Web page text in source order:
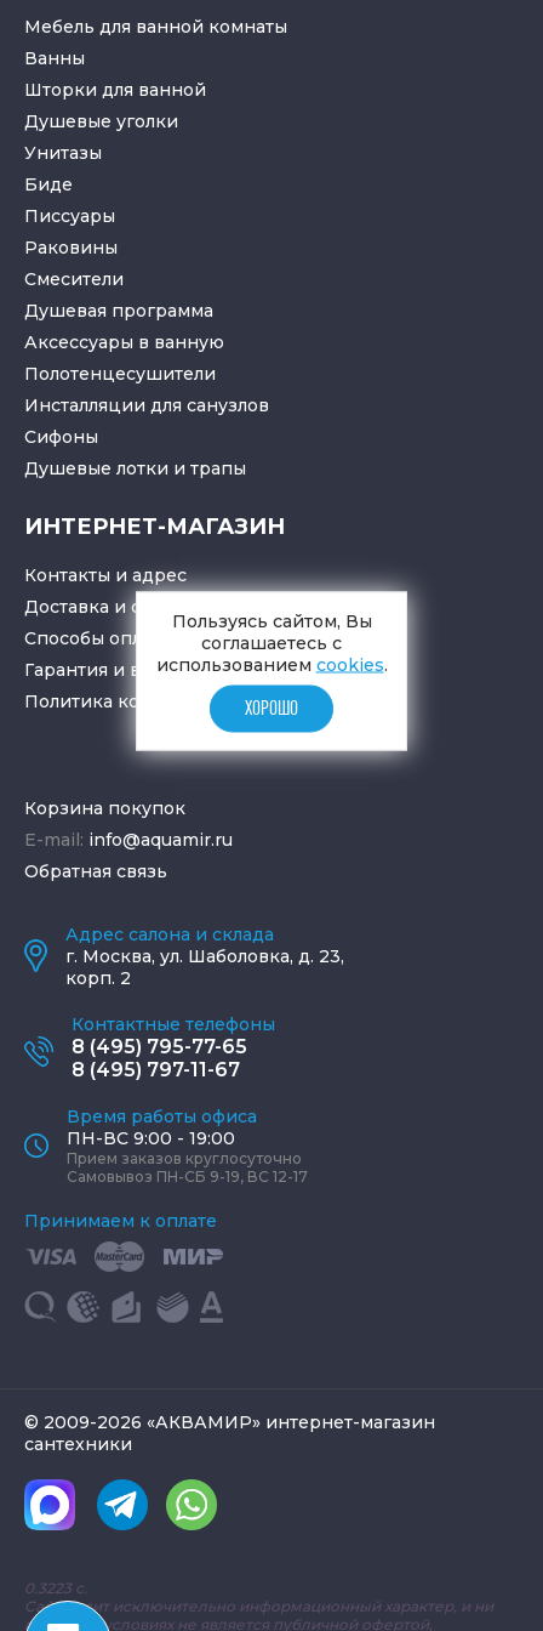
Мебель для ванной комнаты
Ванны
Шторки для ванной
Душевые уголки
Унитазы
Биде
Писсуары
Раковины
Смесители
Душевая программа
Аксессуары в ванную
Полотенцесушители
Инсталляции для санузлов
Cифоны
Душевые лотки и трапы
ИНТЕРНЕТ-МАГАЗИН
Контакты и адрес
Доставка и самовывоз
Способы оплаты
Гарантия и возврат товара
Политика конфиденциальности
Корзина покупок
E-mail: info@aquamir.ru
Обратная связь
Адрес салона и склада
г. Москва, ул. Шаболовка, д. 23,
корп. 2
Контактные телефоны
8 (495) 795-77-65
8 (495) 797-11-67
Время работы офиса
ПН-ВС 9:00 - 19:00
Прием заказов круглосуточно
Самовывоз ПН-СБ 9-19, ВС 12-17
Принимаем к оплате
© 2009-2026 «АКВАМИР» интернет-магазин
сантехники
0.3223 с.
Сайт носит исключительно информационный характер, и ни
при каких условиях не является публичной офертой,
Пользуясь сайтом, Вы
соглашаетесь с
использованием cookies.
ХОРОШО